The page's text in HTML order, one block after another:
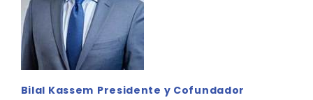
Bilal Kassem Presidente y Cofundador